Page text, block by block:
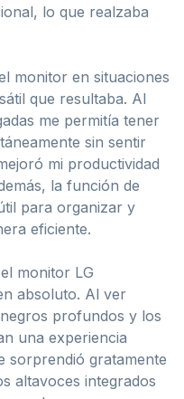
lo que realzaba
monitor en situaciones
que resultaba. Al
me permitía tener
sin sentir
mi productividad
la función de
para organizar y
eficiente.
monitor LG
absoluto. Al ver
profundos y los
una experiencia
sorprendió gratamente
altavoces integrados